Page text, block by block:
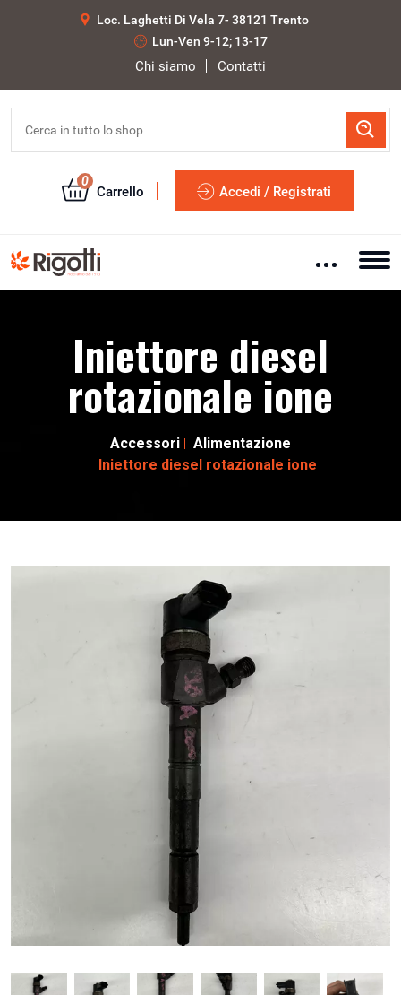
Loc. Laghetti Di Vela 7- 38121 Trento
Lun-Ven 9-12; 13-17
Chi siamo Contatti
0
Carrello Accedi / Registrati
Iniettore diesel
rotazionale ione
Accessori
Alimentazione
Iniettore diesel rotazionale ione